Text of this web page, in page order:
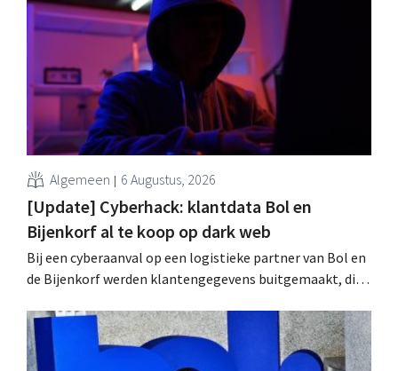
arbeidswetgeving een hinderpaal. Is er een gelijk
speelveld?
Algemeen 6 Augustus, 2026
[Update] Cyberhack: klantdata Bol en
Bijenkorf al te koop op dark web
Bij een cyberaanval op een logistieke partner van Bol en
de Bijenkorf werden klantengegevens buitgemaakt, die
De retailers roepen klanten op alert te zijn voor
phishing.